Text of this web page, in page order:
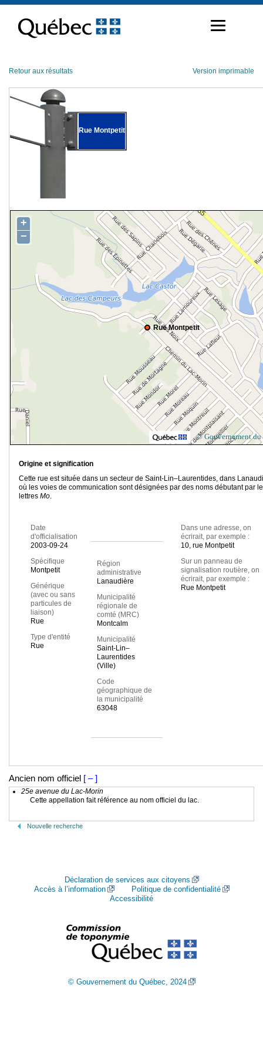
contenu
Retour aux résultats Version imprimable
Rue Montpetit
Rue Montpetit
+
−
© Gouvernement du
Origine et signification
Cette rue est située dans un secteur de Saint-Lin–Laurentides, dans
où les voies de communication sont désignées par des noms débutant par
lettres Mo.
Date
d'officialisation
2003-09-24
Spécifique
Montpetit
Générique
(avec ou sans
particules de
liaison)
Rue
Type d'entité
Rue
Région
administrative
Lanaudière
Municipalité
régionale de
comté (MRC)
Montcalm
Municipalité
Saint-Lin–
Laurentides
(Ville)
Code
géographique de
la municipalité
63048
Dans une adresse, on
écrirait, par exemple :
10, rue Montpetit
Sur un panneau de
signalisation routière, on
écrirait, par exemple :
Rue Montpetit
Ancien nom officiel [ – ]
25e avenue du Lac-Morin
Cette appellation fait référence au nom officiel du lac.
Nouvelle recherche
Déclaration de services aux citoyens
Accès à l’information
Politique de confidentialité
Accessibilité
© Gouvernement du Québec, 2024